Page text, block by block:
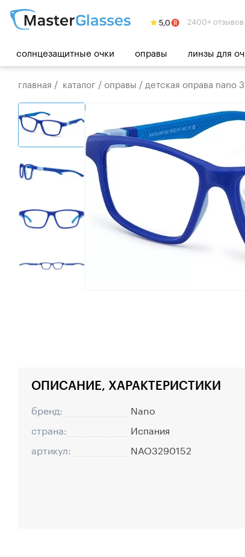
2400+ отзывов
солнцезащитные очки оправы линзы для
главная / каталог /оправы / детская оправа nano
ОПИСАНИЕ, ХАРАКТЕРИСТИКИ
бренд:
Nano
страна:
Испания
артикул:
NAO3290152